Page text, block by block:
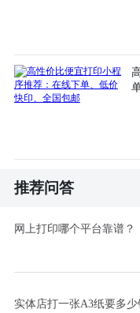
推荐问答
网上打印哪个平台靠谱？
实体店打一张A3纸要多少